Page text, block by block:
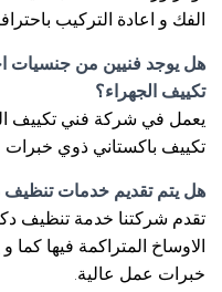
الفك و اعادة التركيب
هل يوجد فنيين من جنسيات
تكييف الجهراء؟
يعمل في شركة فني تكييف
تكييف باكستاني ذوي خبرات
هل يتم تقديم خدمات تنظيف
تقدم شركتنا خدمة تنظيف
الاوساخ المتراكمة فيها كما
خبرات عمل عالية.